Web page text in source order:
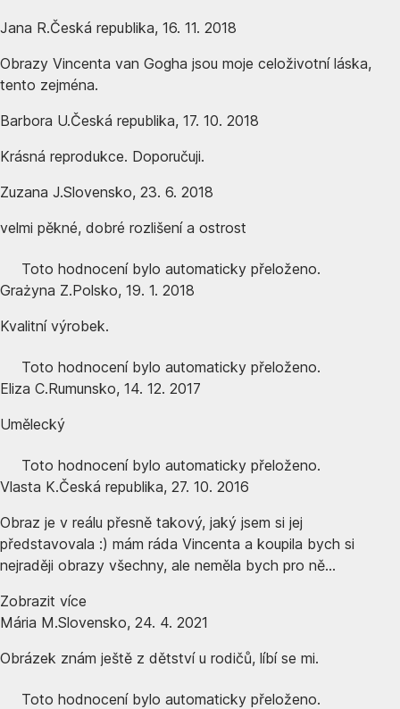
Jana R.Česká republika, 16. 11. 2018
Obrazy Vincenta van Gogha jsou moje celoživotní láska,
tento zejména.
Barbora U.Česká republika, 17. 10. 2018
Krásná reprodukce. Doporučuji.
Zuzana J.Slovensko, 23. 6. 2018
velmi pěkné, dobré rozlišení a ostrost
Toto hodnocení bylo automaticky přeloženo.
Grażyna Z.Polsko, 19. 1. 2018
Kvalitní výrobek.
Toto hodnocení bylo automaticky přeloženo.
Eliza C.Rumunsko, 14. 12. 2017
Umělecký
Toto hodnocení bylo automaticky přeloženo.
Vlasta K.Česká republika, 27. 10. 2016
Obraz je v reálu přesně takový, jaký jsem si jej
představovala :) mám ráda Vincenta a koupila bych si
nejraději obrazy všechny, ale neměla bych pro ně...
Zobrazit více
Mária M.Slovensko, 24. 4. 2021
Obrázek znám ještě z dětství u rodičů, líbí se mi.
Toto hodnocení bylo automaticky přeloženo.